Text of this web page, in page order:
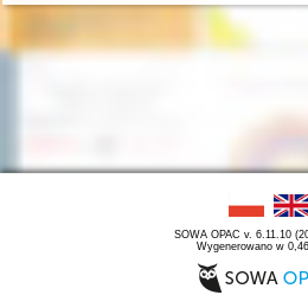
SOWA OPAC v. 6.11.10
Wygenerowano w